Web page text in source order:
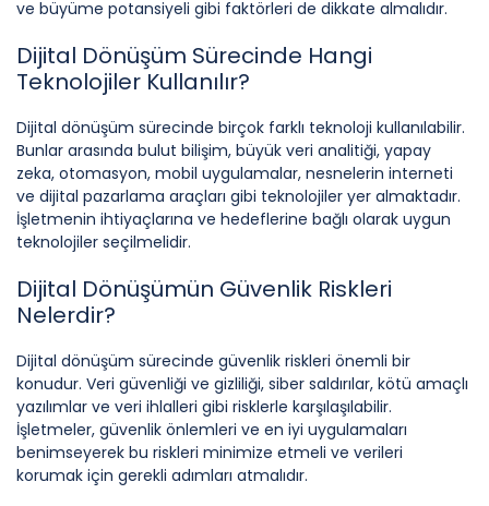
ve büyüme potansiyeli gibi faktörleri de dikkate almalıdır.
Dijital Dönüşüm Sürecinde Hangi
Teknolojiler Kullanılır?
Dijital dönüşüm sürecinde birçok farklı teknoloji kullanılabilir.
Bunlar arasında bulut bilişim, büyük veri analitiği, yapay
zeka, otomasyon, mobil uygulamalar, nesnelerin interneti
ve dijital pazarlama araçları gibi teknolojiler yer almaktadır.
İşletmenin ihtiyaçlarına ve hedeflerine bağlı olarak uygun
teknolojiler seçilmelidir.
Dijital Dönüşümün Güvenlik Riskleri
Nelerdir?
Dijital dönüşüm sürecinde güvenlik riskleri önemli bir
konudur. Veri güvenliği ve gizliliği, siber saldırılar, kötü amaçlı
yazılımlar ve veri ihlalleri gibi risklerle karşılaşılabilir.
İşletmeler, güvenlik önlemleri ve en iyi uygulamaları
benimseyerek bu riskleri minimize etmeli ve verileri
korumak için gerekli adımları atmalıdır.